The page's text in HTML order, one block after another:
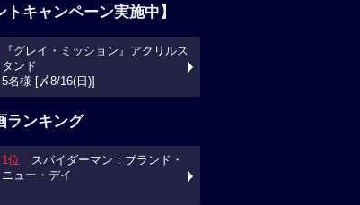
トキャンペーン実施中】
『グレイ・ミッション』アクリルス
タンド
5名様 [〆8/16(日)]
ランキング
1位 スパイダーマン：ブランド・
ニュー・デイ